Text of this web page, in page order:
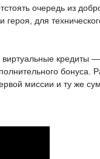
очередь из
героя, для
кредиты
бонуса.
миссии и ту же